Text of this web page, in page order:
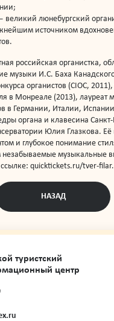
великий люнебургский
источником
российская органистка,
музыки И.С. Баха
органистов (CIOC, 2011),
в Монреале (2013), лауреат
в Германии, Италии,
органа и клавесина Санкт-
Юлия Глазкова. Её
и глубокое понимание
незабываемые музыкальные
quicktickets.ru/tver-
НАЗАД
туристский
центр